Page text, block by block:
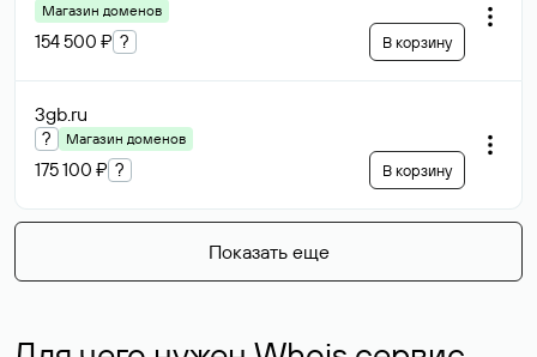
Магазин доменов
154 500 ₽ ? В корзину
3gb.ru
? Магазин доменов
175 100 ₽ ? В корзину
Показать еще